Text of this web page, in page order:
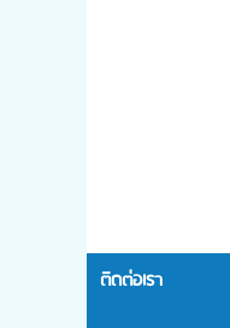
ติดต่อเรา